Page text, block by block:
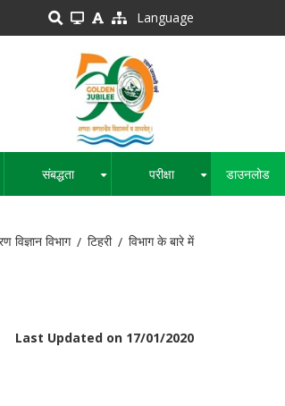
Language
संबद्धता परीक्षा डाउनलोड
विज्ञान विभाग टिहरी विभाग के बारे में
Last Updated on 17/01/2020